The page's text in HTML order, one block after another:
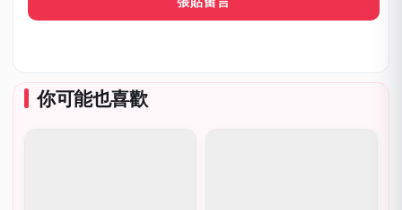
你可能也喜歡